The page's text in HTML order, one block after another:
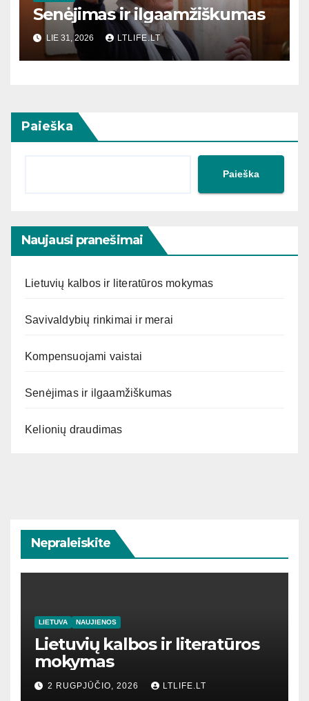
Senėjimas ir ilgaamžiškumas
LIE 31, 2026 LTLIFE.LT
Paieška
Paieška
Naujausi pranešimai
Lietuvių kalbos ir literatūros mokymas
Savivaldybių rinkimai ir merai
Kompensuojami vaistai
Senėjimas ir ilgaamžiškumas
Kelionių draudimas
Nepraleiskite
LIETUVA NAUJIENOS
Lietuvių kalbos ir literatūros
mokymas
2 RUGPJŪČIO, 2026 LTLIFE.LT